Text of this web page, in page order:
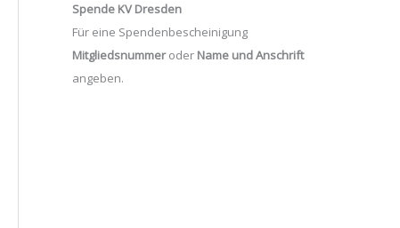
Spende KV Dresden
Für eine Spendenbescheinigung
Mitgliedsnummeroder Name und Anschrift
angeben.